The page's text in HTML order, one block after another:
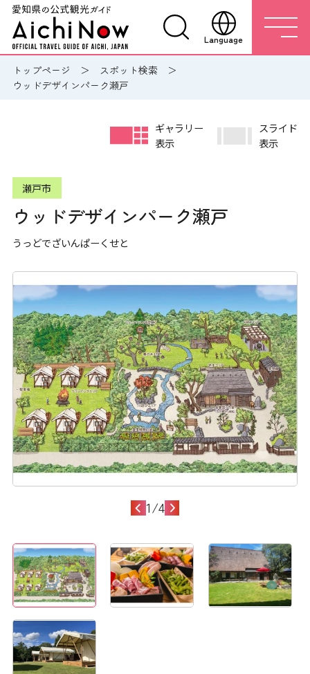
Language
トップページ
スポット検索
ウッドデザインパーク瀬戸
瀬戸市
ウッドデザインパーク瀬戸
うっどでざいんぱーくせと
ギャラリー
表示
スライド
表示
1/4